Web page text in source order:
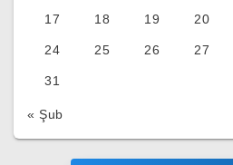
17 18 19 20
24 25 26 27
31
« Şub